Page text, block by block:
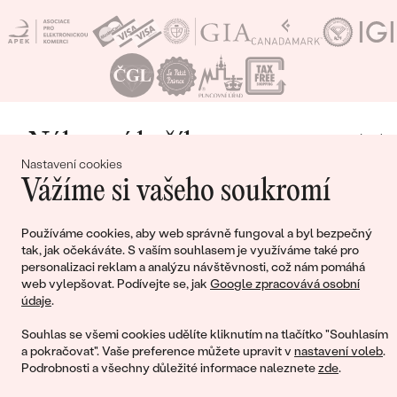
Nastavení cookies
Vážíme si vašeho soukromí
Používáme cookies, aby web správně fungoval a byl bezpečný
tak, jak očekáváte. S vaším souhlasem je využíváme také pro
personalizaci reklam a analýzu návštěvnosti, což nám pomáhá
web vylepšovat. Podívejte se, jak Google zpracovává osobní
údaje.
Souhlas se všemi cookies udělíte kliknutím na tlačítko "Souhlasím
a pokračovat". Vaše preference můžete upravit v nastavení voleb.
Podrobnosti a všechny důležité informace naleznetezde.
Přesný termín dodání najdete u každého konkrétního šperku.
Některé modely mámeskladem
a odesíláme do 24 hodin,
ostatní vyrábíme na zakázku v naší zlatnické dílně.
Ještě jste nepřidali žádné produkty do svého
nákupního košíku
POKRAČOVAT V NÁKUPU